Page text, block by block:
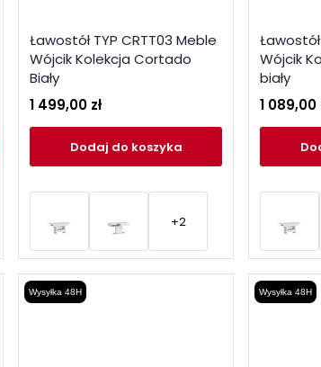
Ławostół TYP CRTT03 Meble
Wójcik Kolekcja Cortado
Biały
1 499,00 zł
Dodaj do koszyka
+2
Wójcik
biały
1 089,00
Wysyłka 48H Wysyłka 48H